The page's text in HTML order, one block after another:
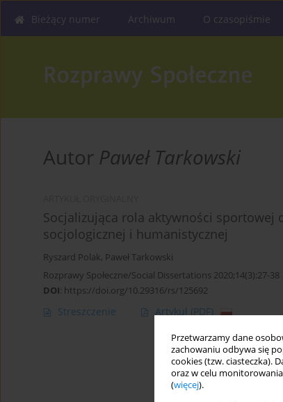
Przetwarzamy dane
zachowaniu odbywa się
cookies (tzw. ciasteczka).
oraz w celu
(więcej).
Bieżący numer Archiwum O czasopiśmie
Autor Paweł Tarkowski
Socjalizująca rola aktywności sportowej
socjologicznej i humanistycznej
Ryszard Polak, Paweł Tarkowski
Rozprawy Społeczne/Social Dissertations 2020;14(3):27-38
DOI: https://doi.org/10.29316/rs/125692
Streszczenie Artykuł (PDF)